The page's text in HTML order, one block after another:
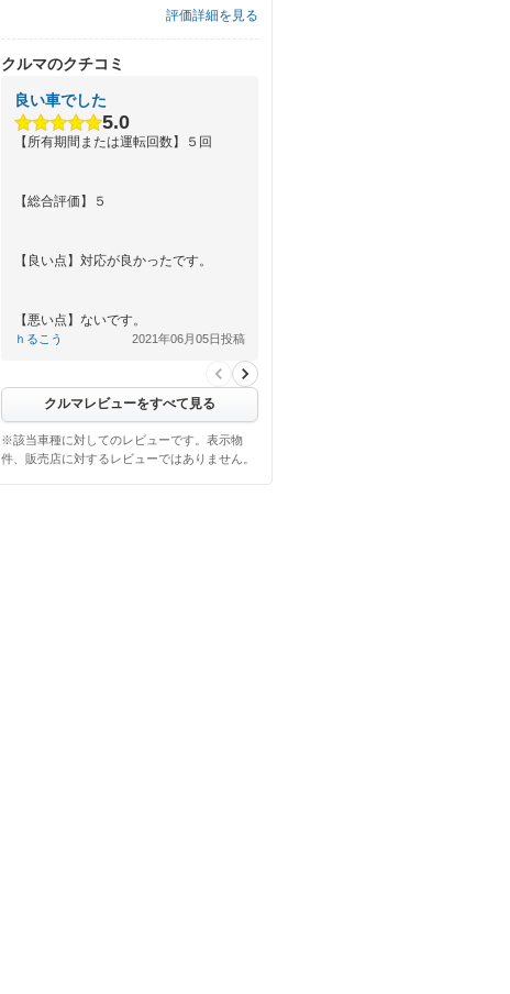
評価詳細を見る
クルマのクチコミ
良い車でした
5.0
【所有期間または運転回数】５回
【総合評価】５
【良い点】対応が良かったです。
【悪い点】ないです。
ｈるこう 2021年06月05日投稿
クルマレビューをすべて見る
※該当車種に対してのレビューです。表示物
件、販売店に対するレビューではありません。